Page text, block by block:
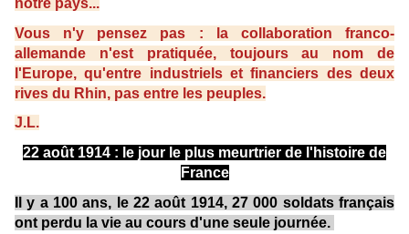
notre pays...
Vous n'y pensez pas : la collaboration franco-
allemande n'est pratiquée, toujours au nom de
l'Europe, qu'entre industriels et financiers des deux
rives du Rhin, pas entre les peuples.
J.L.
22 août 1914 : le jour le plus meurtrier de l'histoire de
France
Il y a 100 ans, le 22 août 1914, 27 000 soldats français
ont perdu la vie au cours d'une seule journée.